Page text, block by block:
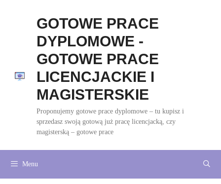
GOTOWE PRACE
DYPLOMOWE -
GOTOWE PRACE
LICENCJACKIE I
MAGISTERSKIE
Proponujemy gotowe prace dyplomowe – tu kupisz i
sprzedasz swoją gotową już pracę licencjacką, czy
magisterską – gotowe prace
Menu